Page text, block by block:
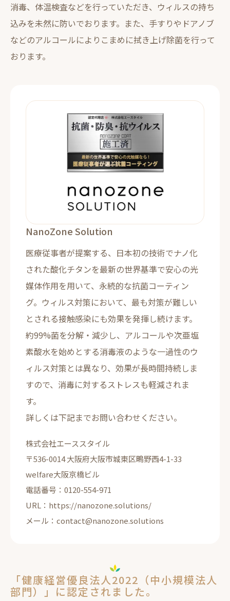
消毒、体温検査などを行っていただき、ウィルスの持ち
込みを未然に防いでおります。また、手すりやドアノブ
などのアルコールによりこまめに拭き上げ除菌を行って
おります。
NanoZone Solution
医療従事者が提案する、日本初の技術でナノ化
された酸化チタンを最新の世界基準で安心の光
媒体作用を用いて、永続的な抗菌コーティン
グ。ウィルス対策において、最も対策が難しい
とされる接触感染にも効果を発揮し続けます。
約99%菌を分解・減少し、アルコールや次亜塩
素酸水を始めとする消毒液のような一過性のウ
ィルス対策とは異なり、効果が長時間持続しま
すので、消毒に対するストレスも軽減されま
す。
詳しくは下記までお問い合わせください。
株式会社エーススタイル
〒536-0014 大阪府大阪市城東区鴫野西4-1-33
welfare大阪京橋ビル
電話番号：0120-554-971
URL：https://nanozone.solutions/
メール：contact@nanozone.solutions
「健康経営優良法人2022（中小規模法人
部門）」に認定されました。